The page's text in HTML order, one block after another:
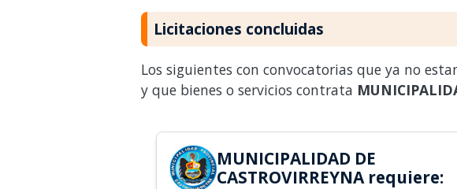
Licitaciones concluidas
Los siguientes con convocatorias que ya no
y que bienes o servicios contrata
MUNICIPALIDAD DE
CASTROVIRREYNA requiere: